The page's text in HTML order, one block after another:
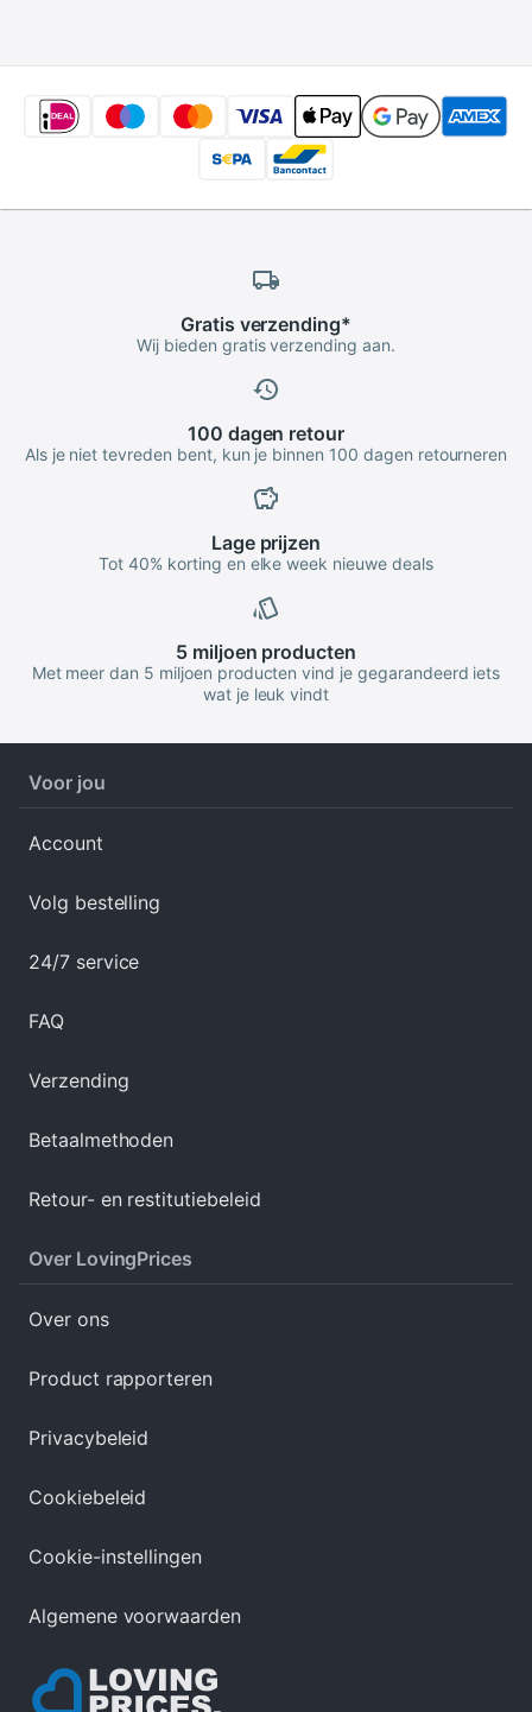
Gratis verzending*
Wij bieden gratis verzending aan.
100 dagen retour
Als je niet tevreden bent, kun je binnen 100 dagen retourneren
Lageprijzen
Tot 40% korting en elke week nieuwe deals
5 miljoen producten
Met meer dan 5 miljoen producten vind je gegarandeerd iets
wat je leuk vindt
Voor jou
Account
Volg bestelling
24/7 service
FAQ
Verzending
Betaalmethoden
Retour- en restitutiebeleid
Over LovingPrices
Over ons
Product rapporteren
Privacybeleid
Cookiebeleid
Cookie-instellingen
Algemene voorwaarden